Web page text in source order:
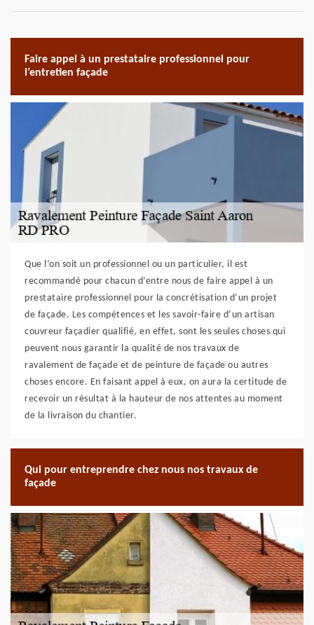
Faire appel à un prestataire professionnel pour
l’entretien façade
Que l’on soit un professionnel ou un particulier, il est
recommandé pour chacun d’entre nous de faire appel à un
prestataire professionnel pour la concrétisation d’un projet
de façade. Les compétences et les savoir-faire d’un artisan
couvreur façadier qualifié, en effet, sont les seules choses qui
peuvent nous garantir la qualité de nos travaux de
ravalement de façade et de peinture de façade ou autres
choses encore. En faisant appel à eux, on aura la certitude de
recevoir un résultat à la hauteur de nos attentes au moment
de la livraison du chantier.
Qui pour entreprendre chez nous nos travaux de
façade